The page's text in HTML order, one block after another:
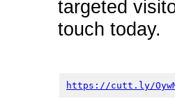
targeted
touch today.
https://cutt.ly/